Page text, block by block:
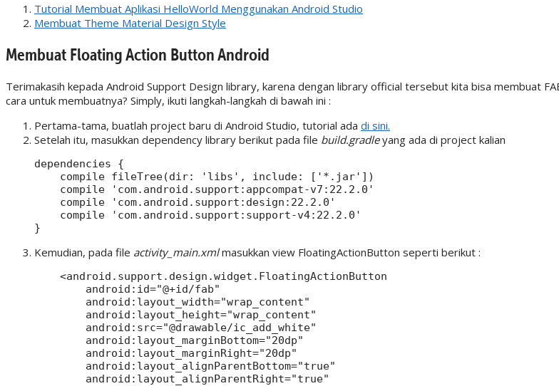
Tutorial Membuat Aplikasi HelloWorld Menggunakan Android Studio
Membuat Theme Material Design Style
Membuat Floating Action Button Android
Terimakasih kepada Android Support Design library, karena dengan library official tersebut kita bisa membuat
cara untuk membuatnya? Simply, ikuti langkah-langkah di bawah ini :
Pertama-tama, buatlah project baru di Android Studio, tutorial ada di sini.
Setelah itu, masukkan dependency library berikut pada file build.gradleyang ada di project kalian
dependencies {
    compile fileTree(dir: 'libs', include: ['*.jar'])
    compile 'com.android.support:appcompat-v7:22.2.0'
    compile 'com.android.support:design:22.2.0'
    compile 'com.android.support:support-v4:22.2.0'
Kemudian, pada file activity_main.xmlmasukkan view FloatingActionButton seperti berikut :
    <android.support.design.widget.FloatingActionButton
        android:id="@+id/fab"
        android:layout_width="wrap_content"
        android:layout_height="wrap_content"
        android:src="@drawable/ic_add_white"
        android:layout_marginBottom="20dp"
        android:layout_marginRight="20dp"
        android:layout_alignParentBottom="true"
        android:layout_alignParentRight="true"